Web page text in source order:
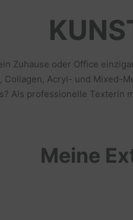
Zuhause oder Office
Acryl- und Mixed-
Als professionelle Texterin
Meine